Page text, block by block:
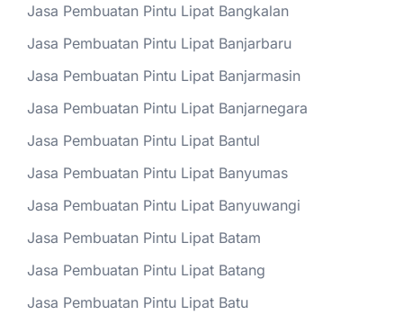
Jasa Pembuatan Pintu Lipat Bangkalan
Jasa Pembuatan Pintu Lipat Banjarbaru
Jasa Pembuatan Pintu Lipat Banjarmasin
Jasa Pembuatan Pintu Lipat Banjarnegara
Jasa Pembuatan Pintu Lipat Bantul
Jasa Pembuatan Pintu Lipat Banyumas
Jasa Pembuatan Pintu Lipat Banyuwangi
Jasa Pembuatan Pintu Lipat Batam
Jasa Pembuatan Pintu Lipat Batang
Jasa Pembuatan Pintu Lipat Batu